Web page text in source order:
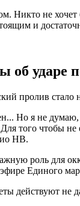
Никто не
и
об ударе
пролив
Но я не
того чтобы не
НВ.
роль для
Единого
действуют не